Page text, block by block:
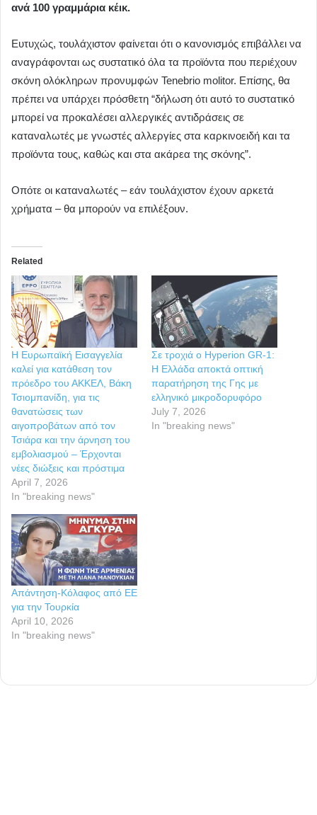
ανά 100 γραμμάρια κέικ.
Ευτυχώς, τουλάχιστον φαίνεται ότι ο κανονισμός επιβάλλει να
αναγράφονται ως συστατικό όλα τα προϊόντα που περιέχουν
σκόνη ολόκληρων προνυμφών Tenebrio molitor. Επίσης, θα
πρέπει να υπάρχει πρόσθετη “δήλωση ότι αυτό το συστατικό
μπορεί να προκαλέσει αλλεργικές αντιδράσεις σε
καταναλωτές με γνωστές αλλεργίες στα καρκινοειδή και τα
προϊόντα τους, καθώς και στα ακάρεα της σκόνης”.
Οπότε οι καταναλωτές – εάν τουλάχιστον έχουν αρκετά
χρήματα – θα μπορούν να επιλέξουν.
Related
Η Ευρωπαϊκή Εισαγγελία
καλεί για κατάθεση τον
πρόεδρο του ΑΚΚΕΛ, Βάκη
Τσιομπανίδη, για τις
θανατώσεις των
αιγοπροβάτων από τον
Τσιάρα και την άρνηση του
εμβολιασμού – Έρχονται
νέες διώξεις και πρόστιμα
April 7, 2026
In "breaking news"
Σε τροχιά ο Hyperion GR-1:
Η Ελλάδα αποκτά οπτική
παρατήρηση της Γης με
ελληνικό μικροδορυφόρο
July 7, 2026
In "breaking news"
Απάντηση-Κόλαφος από ΕΕ
για την Τουρκία
April 10, 2026
In "breaking news"